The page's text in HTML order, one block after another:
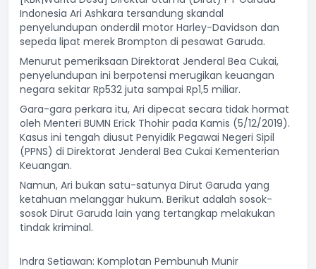
Indonesia Ari Ashkara tersandung skandal
penyelundupan onderdil motor Harley-Davidson dan
sepeda lipat merek Brompton di pesawat Garuda.
Menurut pemeriksaan Direktorat Jenderal Bea Cukai,
penyelundupan ini berpotensi merugikan keuangan
negara sekitar Rp532 juta sampai Rp1,5 miliar.
Gara-gara perkara itu, Ari dipecat secara tidak hormat
oleh Menteri BUMN Erick Thohir pada Kamis (5/12/2019).
Kasus ini tengah diusut Penyidik Pegawai Negeri Sipil
(PPNS) di Direktorat Jenderal Bea Cukai Kementerian
Keuangan.
Namun, Ari bukan satu-satunya Dirut Garuda yang
ketahuan melanggar hukum. Berikut adalah sosok-
sosok Dirut Garuda lain yang tertangkap melakukan
tindak kriminal.
Indra Setiawan: Komplotan Pembunuh Munir